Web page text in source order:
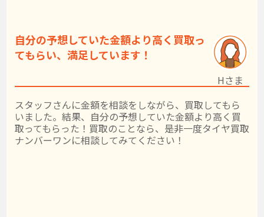
自分の予想していた金額より高く買取っ
てもらい、満足しています！
スタッフさんに金額を相談をしながら、買取してもら
いました。結果、自分の予想していた金額より高く買
取ってもらった！買取のことなら、是非一度タイヤ買取
ナンバーワンに相談してみてください！
Hさま